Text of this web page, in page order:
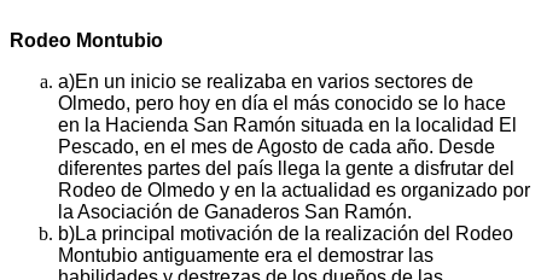
Rodeo Montubio
a)En un inicio se realizaba en varios sectores de
Olmedo, pero hoy en día el más conocido se lo hace
en la Hacienda San Ramón situada en la localidad El
Pescado, en el mes de Agosto de cada año. Desde
diferentes partes del país llega la gente a disfrutar del
Rodeo de Olmedo y en la actualidad es organizado por
la Asociación de Ganaderos San Ramón.
b)La principal motivación de la realización del Rodeo
Montubio antiguamente era el demostrar las